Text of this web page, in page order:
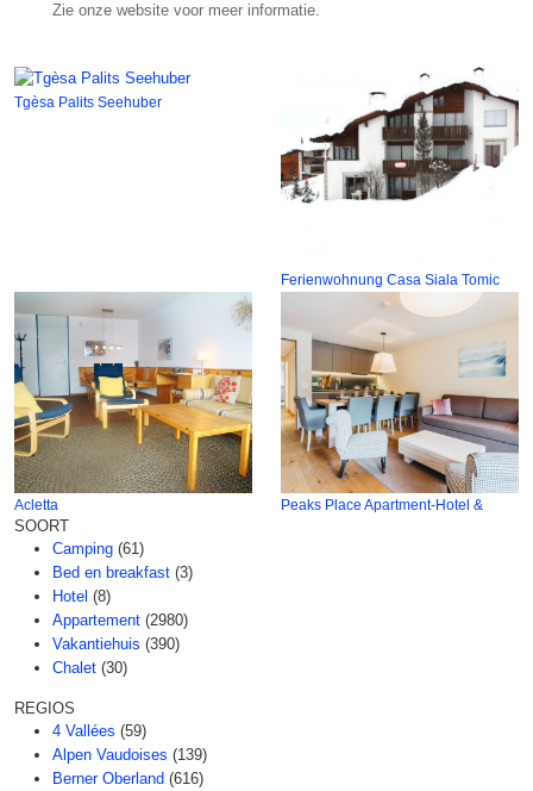
Zie onze website voor meer informatie.
Tgèsa Palits Seehuber
Ferienwohnung Casa Siala Tomic
Acletta Peaks Place Apartment-Hotel &
SOORT
Camping (61)
Bed en breakfast (3)
Hotel (8)
Appartement (2980)
Vakantiehuis (390)
Chalet (30)
REGIOS
4 Vallées (59)
Alpen Vaudoises (139)
Berner Oberland (616)